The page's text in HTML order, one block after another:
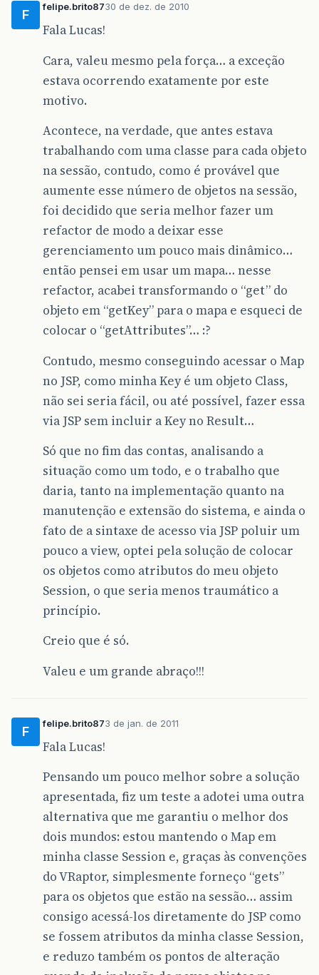
F
felipe.brito8730 de dez. de 2010
Fala Lucas!
Cara, valeu mesmo pela força… a exceção
estava ocorrendo exatamente por este
motivo.
Acontece, na verdade, que antes estava
trabalhando com uma classe para cada objeto
na sessão, contudo, como é provável que
aumente esse número de objetos na sessão,
foi decidido que seria melhor fazer um
refactor de modo a deixar esse
gerenciamento um pouco mais dinâmico…
então pensei em usar um mapa… nesse
refactor, acabei transformando o “get” do
objeto em “getKey” para o mapa e esqueci de
colocar o “getAttributes”… :?
Contudo, mesmo conseguindo acessar o Map
no JSP, como minha Key é um objeto Class,
não sei seria fácil, ou até possível, fazer essa
via JSP sem incluir a Key no Result…
Só que no fim das contas, analisando a
situação como um todo, e o trabalho que
daria, tanto na implementação quanto na
manutenção e extensão do sistema, e ainda o
fato de a sintaxe de acesso via JSP poluir um
pouco a view, optei pela solução de colocar
os objetos como atributos do meu objeto
Session, o que seria menos traumático a
princípio.
Creio que é só.
Valeu e um grande abraço!!!
F
felipe.brito873 de jan. de 2011
Fala Lucas!
Pensando um pouco melhor sobre a solução
apresentada, fiz um teste a adotei uma outra
alternativa que me garantiu o melhor dos
dois mundos: estou mantendo o Map em
minha classe Session e, graças às convenções
do VRaptor, simplesmente forneço “gets”
para os objetos que estão na sessão… assim
consigo acessá-los diretamente do JSP como
se fossem atributos da minha classe Session,
e reduzo também os pontos de alteração